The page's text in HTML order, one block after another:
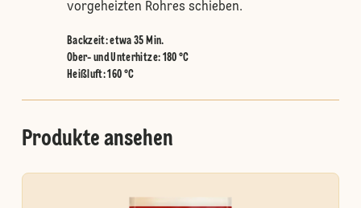
vorgeheizten Rohres schieben.
Backzeit: etwa 35 Min.
Ober- und Unterhitze: 180 °C
Heißluft:160 °C
Produkte ansehen